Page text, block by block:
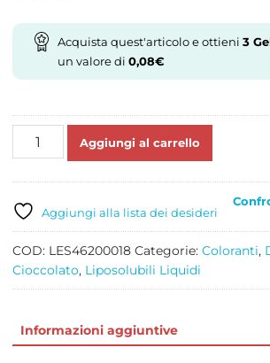
Acquista quest'articolo e ottieni 3
un valore di 0,08€
DRIP
TUBETTO
GR
90
quantità
Aggiungi al carrello
Aggiungi alla lista dei desideri
COD: LES46200018 Categorie: Coloranti,
Cioccolato, Liposolubili Liquidi
Informazioni aggiuntive